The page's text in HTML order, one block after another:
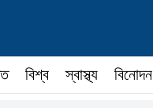
বিশ্ব স্বাস্থ্য বিনোদন